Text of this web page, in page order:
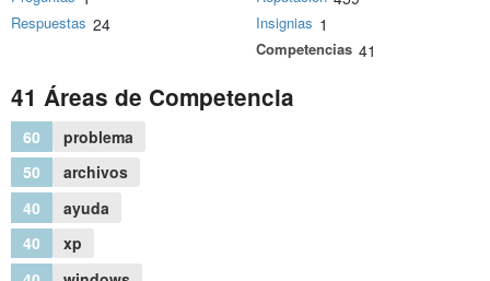
Respuestas 24 Insignias 1
Competencias 41
41 Áreas de Competencia
60
problema
50
archivos
40
ayuda
40
xp